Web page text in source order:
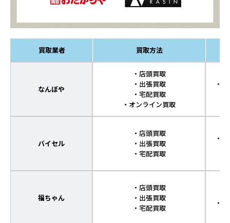
買取業者 買取方法
なんぼや
・店頭買取
・出張買取
・宅配買取
・オンライン買取
・
バイセル
・店頭買取
・出張買取
・宅配買取
・
福ちゃん
・店頭買取
・出張買取
・宅配買取
・